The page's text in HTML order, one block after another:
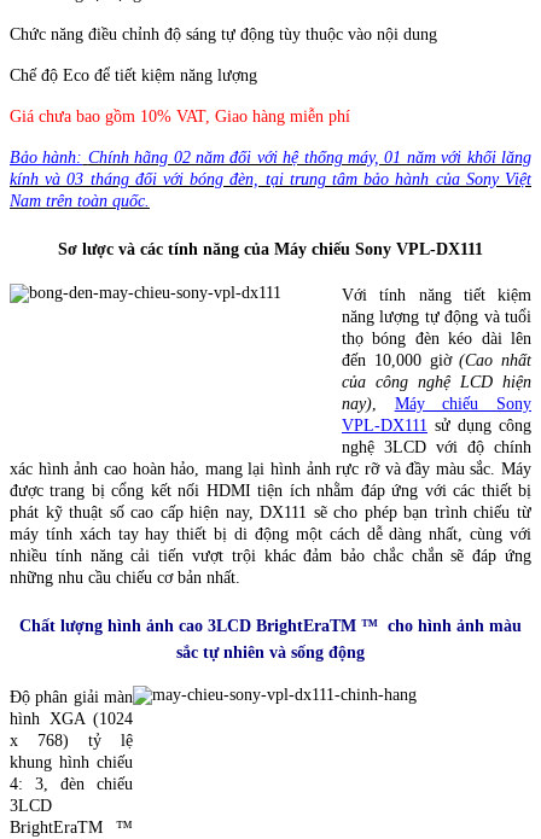
Chức năng điều chỉnh độ sáng tự động tùy thuộc vào nội dung
Chế độ Eco để tiết kiệm năng lượng
Giá chưa bao gồm 10% VAT, Giao hàng miễn phí
Bảo hành: Chính hãng 02 năm đối với hệ thống máy, 01 năm với khối lăng
kính và 03 tháng đối với bóng đèn, tại trung tâm bảo hành của Sony Việt
Nam trên toàn quốc.
Sơ lược và các tính năng của Máy chiếu Sony VPL-DX111
Với tính năng tiết kiệm
năng lượng tự động và tuổi
thọ bóng đèn kéo dài lên
đến 10,000 giờ(Cao nhất
của công nghệ LCD hiện
nay)
Máy chiếu Sony
VPL-DX111 sử dụng công
nghệ 3LCD với độ chính
xác hình ảnh cao hoàn hảo, mang lại hình ảnh rực rỡ và đầy màu sắc. Máy
được trang bị cổng kết nối HDMI tiện ích nhằm đáp ứng với các thiết bị
phát kỹ thuật số cao cấp hiện nay, DX111 sẽ cho phép bạn trình chiếu từ
máy tính xách tay hay thiết bị di động một cách dễ dàng nhất, cùng với
nhiều tính năng cải tiến vượt trội khác đảm bảo chắc chắn sẽ đáp ứng
những nhu cầu chiếu cơ bản nhất.
Chất lượng hình ảnh cao 3LCD BrightEraTM ™ cho hình ảnh màu
sắc tự nhiên và sống động
Độ phân giải màn
hình XGA (1024
x 768) tỷ lệ
khung hình chiếu
4: 3, đèn chiếu
3LCD
BrightEraTM ™